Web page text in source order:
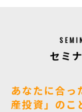
セミ
あなたに合っ
産投資」のこ